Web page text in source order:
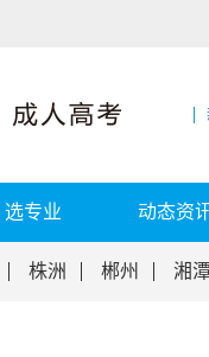
选专业 动态资
株洲 郴州 湘